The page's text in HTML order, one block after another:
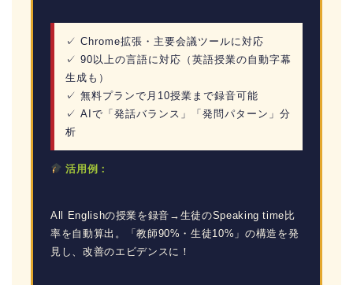
✓ Chrome拡張・主要会議ツールに対応
✓ 90以上の言語に対応（英語授業の自動字幕
生成も）
✓ 無料プランで月10授業まで録音可能
✓ AIで「発話バランス」「発問パターン」分
析
活用例：
All Englishの授業を録音→生徒のSpeaking time比
率を自動算出。「教師90%・生徒10%」の構造を発
見し、改善のエビデンスに！